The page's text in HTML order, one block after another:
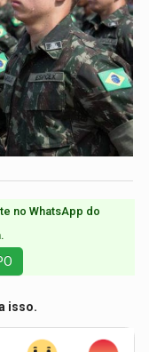
no WhatsApp do
isso.